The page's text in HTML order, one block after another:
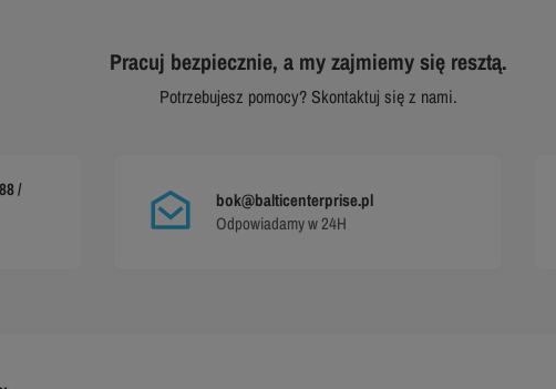
Pracuj bezpiecznie, a my zajmiemy się resztą.
Potrzebujesz pomocy? Skontaktuj się z nami.
/
bok@balticenterprise.pl
Odpowiadamy w 24H